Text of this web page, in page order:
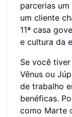
parcerias
um cliente
11ª casa
e cultura da
Se você
Vênus ou
de trabalho
benéficas.
como Marte